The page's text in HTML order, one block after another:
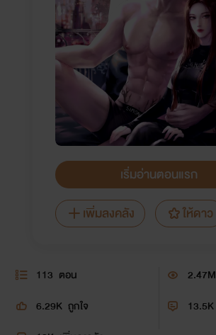
เริ่มอ่านตอนแรก
เพิ่มลงคลัง
ให้ดาว
113 ตอน 2.47M
6.29K ถูกใจ 13.5K